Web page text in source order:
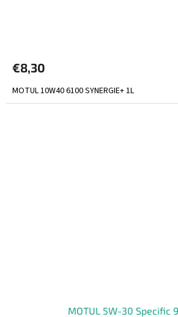
€8,30
MOTUL 10W40 6100 SYNERGIE+ 1L
MOTUL 5W-30 Specific